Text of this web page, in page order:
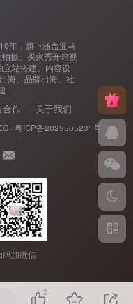
年，旗下涵盖亚马
摄、买家秀开箱视
立站搭建、内容设
海、品牌出海、社
合作 关于我们
· 粤ICP备2025505231号-1.
码加微信
2